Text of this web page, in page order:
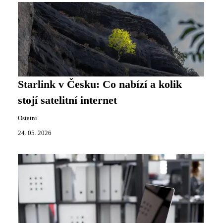
Starlink v Česku: Co nabízí a kolik
stojí satelitní internet
Ostatní
24. 05. 2026